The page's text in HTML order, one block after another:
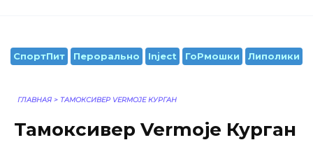
СпортПит Перорально Inject ГоРмошки Липолики
ГЛАВНАЯ > ТАМОКСИВЕР VERMOJE КУРГАН
Тамоксивер Vermoje Курган